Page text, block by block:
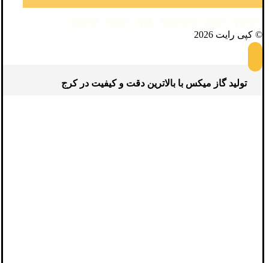
© کپی رایت 2026
تولید گاز میکس با بالاترین دقت و کیفیت در کرج